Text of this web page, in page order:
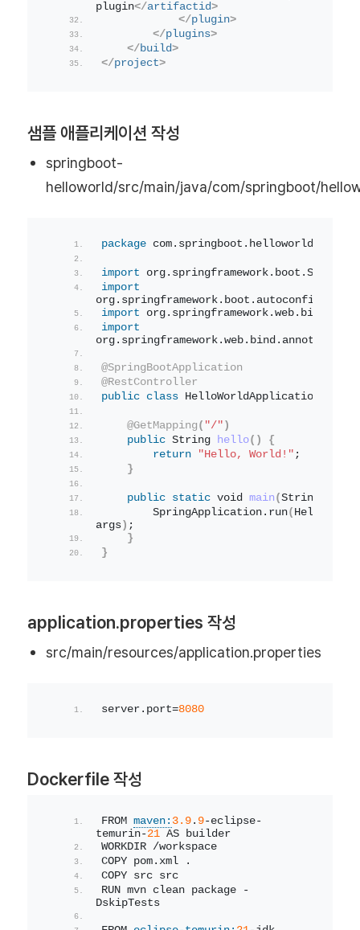
plugin</artifactid>
</plugin>
</plugins>
</build>
</project>
샘플 애플리케이션 작성
springboot-
helloworld/src/main/java/com/springboot/
package com.springboot.helloworld
import
import
import
import
@SpringBootApplication
@RestController
public
class HelloWorldApplication
@GetMapping ( "/" )
public String hello()
{
return
"Hello, World!" ;
}
public static void main (String
        SpringApplication.
run(
args) ;
}
}
application.properties 작성
src/main/resources/application.properties
server.port=8080
Dockerfile 작성
FROM maven: 3.9. 9-eclipse-
temurin-21 AS builder
WORKDIR /workspace
COPY pom.xml .
COPY src src
RUN mvn clean package -
DskipTests